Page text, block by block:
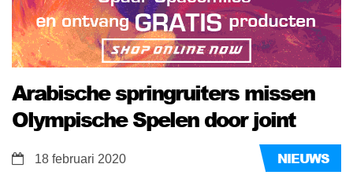
Arabische springruiters missen
Olympische Spelen door joint
NIEUWS
18 februari 2020